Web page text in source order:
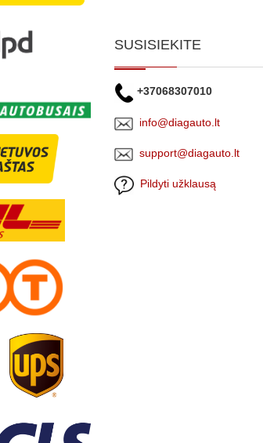
SUSISIEKITE
+37068307010
info@diagauto.lt
support@diagauto.lt
Pildyti užklausą